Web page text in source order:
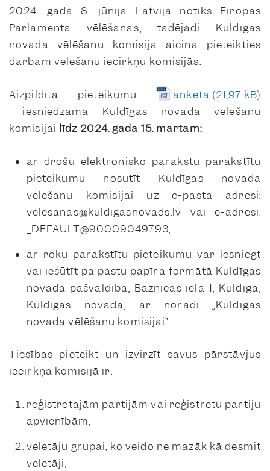
2024. gada 8. jūnijā Latvijā notiks Eiropas
Parlamenta vēlēšanas, tādējādi Kuldīgas
novada vēlēšanu komisija aicina pieteikties
darbam vēlēšanu iecirkņu komisijās.
Aizpildīta pieteikumu
anketa
iesniedzama Kuldīgas novada vēlēšanu
komisijai līdz 2024. gada 15. martam:
ar drošu elektronisko parakstu parakstītu
pieteikumu nosūtīt Kuldīgas novada
vēlēšanu komisijai uz e-pasta adresi:
velesanas@kuldigasnovads.lv vai e-adresi:
_DEFAULT@90009049793;
ar roku parakstītu pieteikumu var iesniegt
vai iesūtīt pa pastu papīra formātā Kuldīgas
novada pašvaldībā, Baznīcas ielā 1, Kuldīgā,
Kuldīgas novadā, ar norādi „Kuldīgas
novada vēlēšanu komisijai”.
Tiesības pieteikt un izvirzīt savus pārstāvjus
iecirkņa komisijā ir:
reģistrētajām partijām vai reģistrētu partiju
apvienībām,
vēlētāju grupai, ko veido ne mazāk kā desmit
vēlētāji,